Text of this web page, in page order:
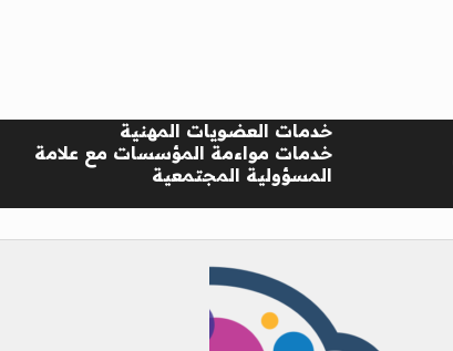
خدمات العضويات المهنية
خدمات مواءمة المؤسسات مع علامة
المسؤولية المجتمعية